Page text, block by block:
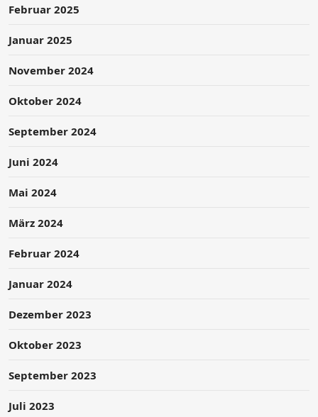
Februar 2025
Januar 2025
November 2024
Oktober 2024
September 2024
Juni 2024
Mai 2024
März 2024
Februar 2024
Januar 2024
Dezember 2023
Oktober 2023
September 2023
Juli 2023